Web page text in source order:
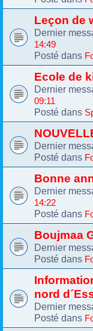
Leçon de
Dernier
14:49
Posté dans
Ecole de
Dernier
09:11
Posté dans
Dernier
Posté dans
Bonne
Dernier
14:22
Posté dans
Boujmaa
Dernier
Posté dans
nord
Dernier
Posté dans